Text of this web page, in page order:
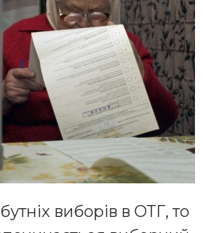
виборів в ОТГ, то